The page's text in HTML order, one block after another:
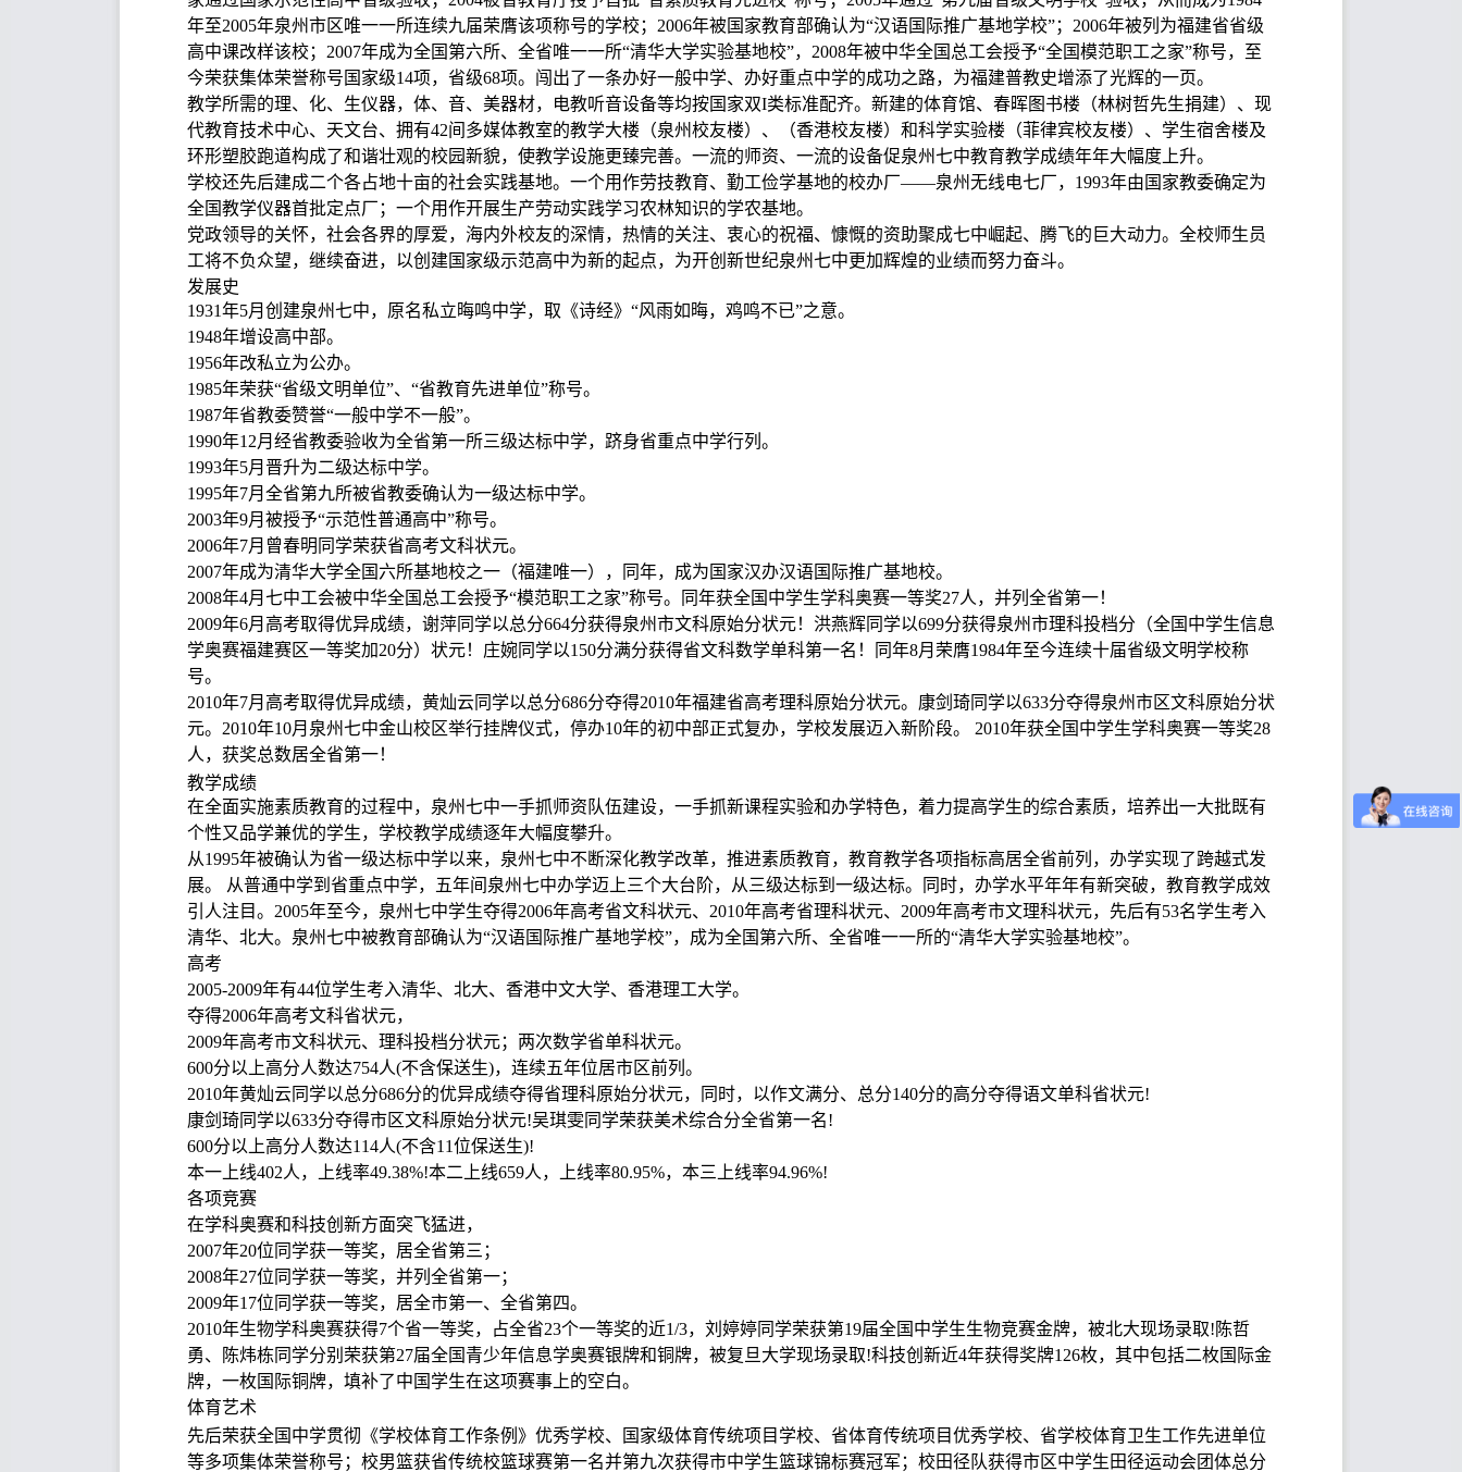
年至2005年泉州市区唯一一所连续九届荣膺该项称号的学校；2006年被国家教育部确认为“汉语国际推广基地学校”；2006年被列为福建省省级
高中课改样该校；2007年成为全国第六所、全省唯一一所“清华大学实验基地校”，2008年被中华全国总工会授予“全国模范职工之家”称号，至
今荣获集体荣誉称号国家级14项，省级68项。闯出了一条办好一般中学、办好重点中学的成功之路，为福建普教史增添了光辉的一页。
教学所需的理、化、生仪器，体、音、美器材，电教听音设备等均按国家双I类标准配齐。新建的体育馆、春晖图书楼（林树哲先生捐建）、现
代教育技术中心、天文台、拥有42间多媒体教室的教学大楼（泉州校友楼）、（香港校友楼）和科学实验楼（菲律宾校友楼）、学生宿舍楼及
环形塑胶跑道构成了和谐壮观的校园新貌，使教学设施更臻完善。一流的师资、一流的设备促泉州七中教育教学成绩年年大幅度上升。
学校还先后建成二个各占地十亩的社会实践基地。一个用作劳技教育、勤工俭学基地的校办厂——泉州无线电七厂，1993年由国家教委确定为
全国教学仪器首批定点厂；一个用作开展生产劳动实践学习农林知识的学农基地。
党政领导的关怀，社会各界的厚爱，海内外校友的深情，热情的关注、衷心的祝福、慷慨的资助聚成七中崛起、腾飞的巨大动力。全校师生员
工将不负众望，继续奋进，以创建国家级示范高中为新的起点，为开创新世纪泉州七中更加辉煌的业绩而努力奋斗。
发展史
1931年5月创建泉州七中，原名私立晦鸣中学，取《诗经》“风雨如晦，鸡鸣不已”之意。
1948年增设高中部。
1956年改私立为公办。
1985年荣获“省级文明单位”、“省教育先进单位”称号。
1987年省教委赞誉“一般中学不一般”。
1990年12月经省教委验收为全省第一所三级达标中学，跻身省重点中学行列。
1993年5月晋升为二级达标中学。
1995年7月全省第九所被省教委确认为一级达标中学。
2003年9月被授予“示范性普通高中”称号。
2006年7月曾春明同学荣获省高考文科状元。
2007年成为清华大学全国六所基地校之一（福建唯一），同年，成为国家汉办汉语国际推广基地校。
2008年4月七中工会被中华全国总工会授予“模范职工之家”称号。同年获全国中学生学科奥赛一等奖27人，并列全省第一！
2009年6月高考取得优异成绩，谢萍同学以总分664分获得泉州市文科原始分状元！洪燕辉同学以699分获得泉州市理科投档分（全国中学生信息
学奥赛福建赛区一等奖加20分）状元！庄婉同学以150分满分获得省文科数学单科第一名！同年8月荣膺1984年至今连续十届省级文明学校称
号。
2010年7月高考取得优异成绩，黄灿云同学以总分686分夺得2010年福建省高考理科原始分状元。康剑琦同学以633分夺得泉州市区文科原始分状
元。2010年10月泉州七中金山校区举行挂牌仪式，停办10年的初中部正式复办，学校发展迈入新阶段。 2010年获全国中学生学科奥赛一等奖28
人，获奖总数居全省第一！
教学成绩
在全面实施素质教育的过程中，泉州七中一手抓师资队伍建设，一手抓新课程实验和办学特色，着力提高学生的综合素质，培养出一大批既有
个性又品学兼优的学生，学校教学成绩逐年大幅度攀升。
从1995年被确认为省一级达标中学以来，泉州七中不断深化教学改革，推进素质教育，教育教学各项指标高居全省前列，办学实现了跨越式发
展。 从普通中学到省重点中学，五年间泉州七中办学迈上三个大台阶，从三级达标到一级达标。同时，办学水平年年有新突破，教育教学成效
引人注目。2005年至今，泉州七中学生夺得2006年高考省文科状元、2010年高考省理科状元、2009年高考市文理科状元，先后有53名学生考入
清华、北大。泉州七中被教育部确认为“汉语国际推广基地学校”，成为全国第六所、全省唯一一所的“清华大学实验基地校”。
高考
2005-2009年有44位学生考入清华、北大、香港中文大学、香港理工大学。
夺得2006年高考文科省状元，
2009年高考市文科状元、理科投档分状元；两次数学省单科状元。
600分以上高分人数达754人(不含保送生)，连续五年位居市区前列。
2010年黄灿云同学以总分686分的优异成绩夺得省理科原始分状元，同时，以作文满分、总分140分的高分夺得语文单科省状元!
康剑琦同学以633分夺得市区文科原始分状元!吴琪雯同学荣获美术综合分全省第一名!
600分以上高分人数达114人(不含11位保送生)!
本一上线402人，上线率49.38%!本二上线659人，上线率80.95%，本三上线率94.96%!
各项竞赛
在学科奥赛和科技创新方面突飞猛进，
2007年20位同学获一等奖，居全省第三；
2008年27位同学获一等奖，并列全省第一；
2009年17位同学获一等奖，居全市第一、全省第四。
2010年生物学科奥赛获得7个省一等奖，占全省23个一等奖的近1/3，刘婷婷同学荣获第19届全国中学生生物竞赛金牌，被北大现场录取!陈哲
勇、陈炜栋同学分别荣获第27届全国青少年信息学奥赛银牌和铜牌，被复旦大学现场录取!科技创新近4年获得奖牌126枚，其中包括二枚国际金
牌，一枚国际铜牌，填补了中国学生在这项赛事上的空白。
体育艺术
先后荣获全国中学贯彻《学校体育工作条例》优秀学校、国家级体育传统项目学校、省体育传统项目优秀学校、省学校体育卫生工作先进单位
等多项集体荣誉称号；校男篮获省传统校篮球赛第一名并第九次获得市中学生篮球锦标赛冠军；校田径队获得市区中学生田径运动会团体总分